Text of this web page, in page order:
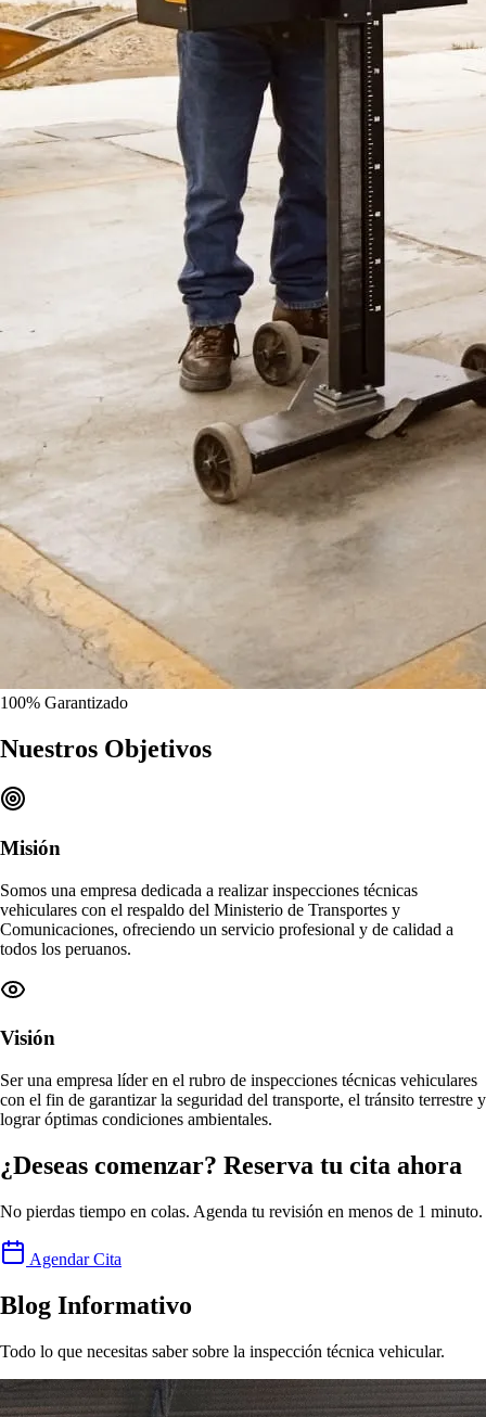
100% Garantizado
Nuestros Objetivos
Misión
Somos una empresa dedicada a realizarinspecciones técnicas
vehiculares con el respaldo del Ministerio de Transportes y
Comunicaciones, ofreciendo un servicio profesional y de calidad a
todos los peruanos.
Visión
Ser una empresa líder en el rubro de inspecciones técnicas vehiculares
con el fin de garantizar la seguridad del transporte, el tránsito terrestre y
lograróptimas condiciones ambientales.
¿Deseas comenzar? Reserva tu cita ahora
No pierdas tiempo en colas. Agenda tu revisión en menos de 1 minuto.
Agendar Cita
Blog Informativo
Todo lo que necesitas saber sobre la inspección técnica vehicular.